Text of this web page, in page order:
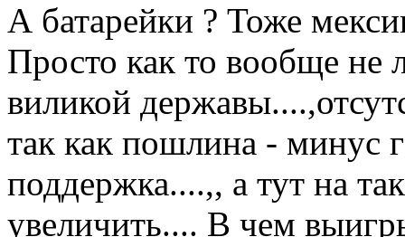
А батарейки ? Тоже
Просто как то вообще не
виликой
так как пошлина - минус
поддержка....,, а тут на
увеличить.... В чем